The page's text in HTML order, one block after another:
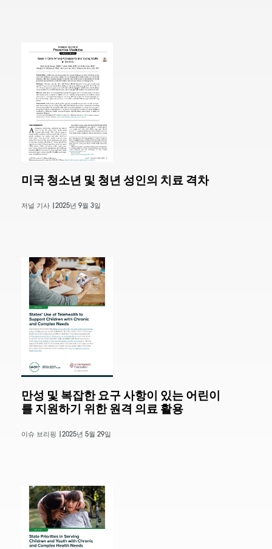
미국 청소년 및 청년 성인의 치료 격차
저널 기사 | 2025년 9월 3일
만성 및 복잡한 요구 사항이 있는 어린이
를 지원하기 위한 원격 의료 활용
이슈 브리핑 | 2025년 5월 29일